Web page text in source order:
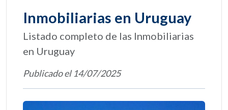
Inmobiliarias en Uruguay
Listado completo de las Inmobiliarias
en Uruguay
Publicado el 14/07/2025